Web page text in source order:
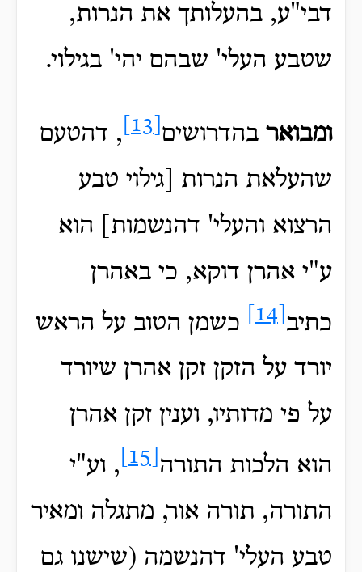
דבי"ע, בהעלותך את הנרות,
שטבע העלי' שבהם יהי' בגילוי.
ומבואר בהדרושים
, דהטעם
שהעלאת הנרות [גילוי טבע
הרצוא והעלי' דהנשמות] הוא
ע"י אהרן דוקא, כי באהרן
כתיב
כשמן הטוב על הראש
יורד על הזקן זקן אהרן שיורד
על פי מדותיו, וענין זקן אהרן
הוא הלכות התורה
, וע"י
התורה, תורה אור, מתגלה ומאיר
טבע העלי' דהנשמה (שישנו גם